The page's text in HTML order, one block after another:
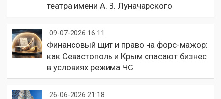
театра имени А. В. Луначарского
09-07-2026 16:11
Финансовый щит и право на форс-мажор:
как Севастополь и Крым спасают бизнес
в условиях режима ЧС
26-06-2026 21:18